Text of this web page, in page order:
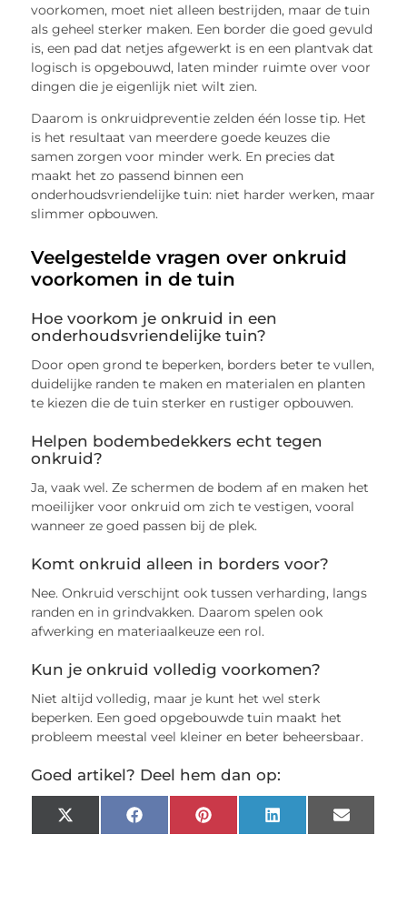
voorkomen, moet niet alleen bestrijden, maar de tuin
als geheel sterker maken. Een border die goed gevuld
is, een pad dat netjes afgewerkt is en een plantvak dat
logisch is opgebouwd, laten minder ruimte over voor
dingen die je eigenlijk niet wilt zien.
Daarom is onkruidpreventie zelden één losse tip. Het
is het resultaat van meerdere goede keuzes die
samen zorgen voor minder werk. En precies dat
maakt het zo passend binnen een
onderhoudsvriendelijke tuin: niet harder werken, maar
slimmer opbouwen.
Veelgestelde vragen over onkruid
voorkomen in de tuin
Hoe voorkom je onkruid in een
onderhoudsvriendelijke tuin?
Door open grond te beperken, borders beter te vullen,
duidelijke randen te maken en materialen en planten
te kiezen die de tuin sterker en rustiger opbouwen.
Helpen bodembedekkers echt tegen
onkruid?
Ja, vaak wel. Ze schermen de bodem af en maken het
moeilijker voor onkruid om zich te vestigen, vooral
wanneer ze goed passen bij de plek.
Komt onkruid alleen in borders voor?
Nee. Onkruid verschijnt ook tussen verharding, langs
randen en in grindvakken. Daarom spelen ook
afwerking en materiaalkeuze een rol.
Kun je onkruid volledig voorkomen?
Niet altijd volledig, maar je kunt het wel sterk
beperken. Een goed opgebouwde tuin maakt het
probleem meestal veel kleiner en beter beheersbaar.
Goed artikel? Deel hem dan op:
X
(Twitter)
Facebook Pinterest LinkedIn Email